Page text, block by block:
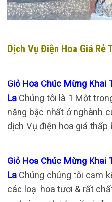
Dịch Vụ Điện Hoa Giá Rẻ
Giỏ Hoa Chúc Mừng Khai
La Chúng tôi là 1 Một
năng bậc nhất ở nghành
dịch Vụ điện hoa giá thấp
Giỏ Hoa Chúc Mừng Khai
La Chúng chúng tôi cam
các loại hoa tươi & rất